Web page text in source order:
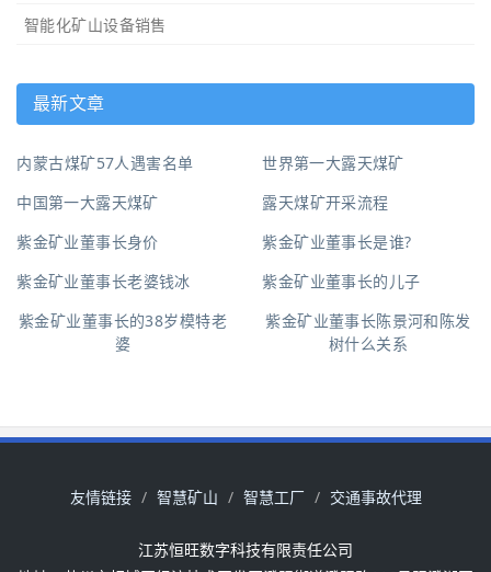
智能化矿山设备销售
最新文章
内蒙古煤矿57人遇害名单
世界第一大露天煤矿
中国第一大露天煤矿
露天煤矿开采流程
紫金矿业董事长身价
紫金矿业董事长是谁?
紫金矿业董事长老婆钱冰
紫金矿业董事长的儿子
紫金矿业董事长的38岁模特老
婆
紫金矿业董事长陈景河和陈发
树什么关系
友情链接 智慧矿山 智慧工厂 交通事故代理
江苏恒旺数字科技有限责任公司